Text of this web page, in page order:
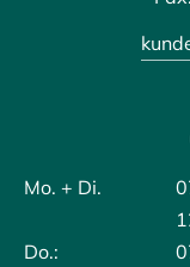
Mo. + Di.
Do.: